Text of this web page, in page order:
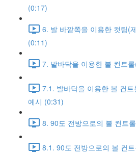
(0:17)
6. 발 바깥쪽을 이용한 컷팅(
(0:11)
7. 발바닥을 이용한 볼 컨트
7.1. 발바닥을 이용한 볼 컨
예시 (0:31)
8. 90도 전방으로의 볼 컨트
8.1. 90도 전방으로의 볼 컨